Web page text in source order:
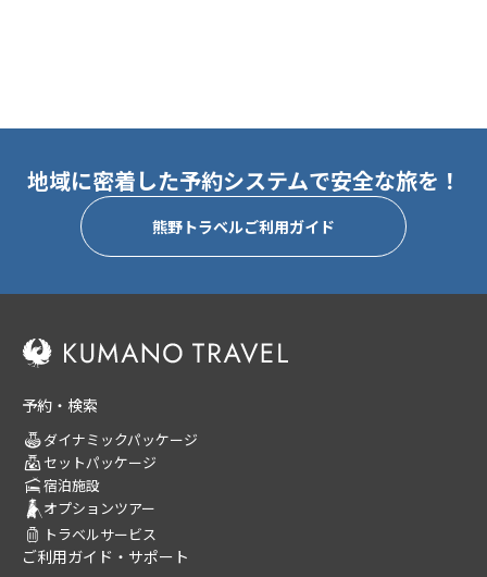
地域に密着した予約システムで安全な旅を！
熊野トラベルご利用ガイド
予約・検索
ダイナミックパッケージ
セットパッケージ
宿泊施設
オプションツアー
トラベルサービス
ご利用ガイド・サポート